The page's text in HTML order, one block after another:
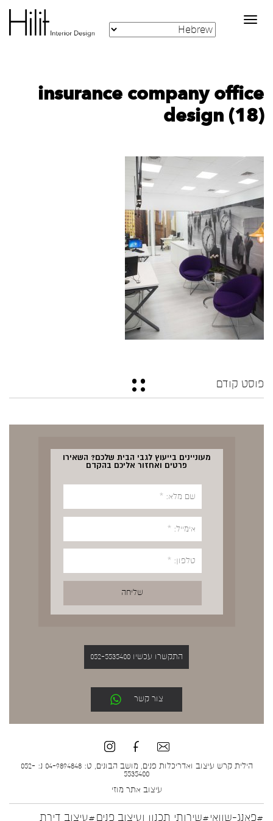
Toggle
navigation
insurance company office
design (18)
פוסט קודם
מעוניינים בייעוץ לגבי הבית שלכם? השאירו
פרטים ואחזור אליכם בהקדם
התקשרו עכשיו 052-5535400
צור קשר
הילית קרש עיצוב ואדריכלות פנים, מושב הבונים, ט: 04-9894848 נ: 052-
5535400
עיצוב אתר מוזי
#פאנג-שוואי#שירותי תכנון ועיצוב פנים#עיצוב דירת